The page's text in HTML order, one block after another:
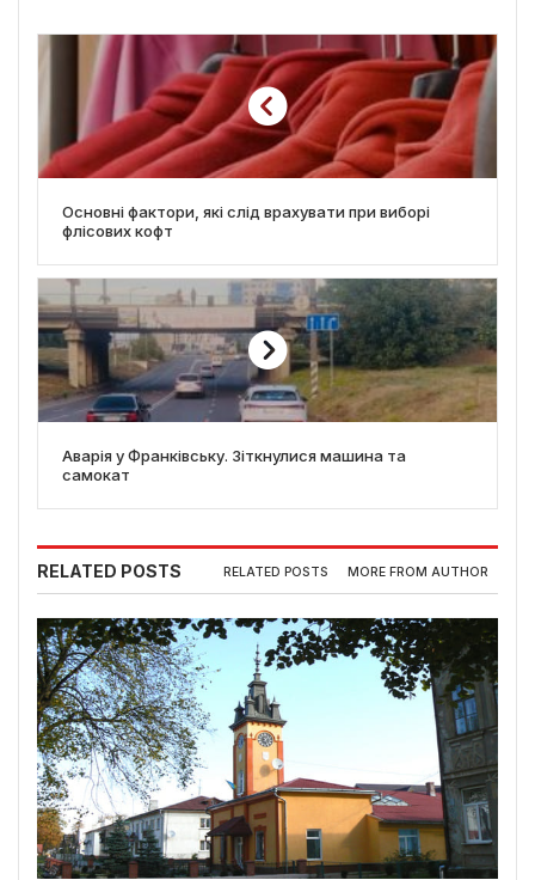
Основні фактори, які слід врахувати при виборі
флісових кофт
Аварія у Франківську. Зіткнулися машина та
самокат
RELATED POSTS RELATED POSTS MORE FROM AUTHOR